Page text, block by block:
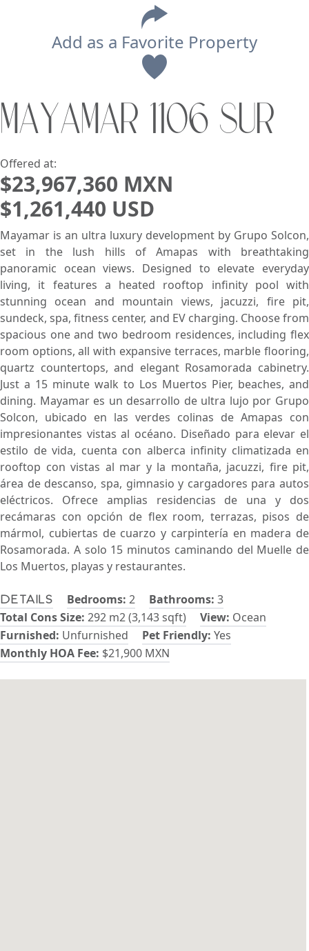
Lowest Price First
Add as a Favorite Property
MAYAMAR 1106 SUR
Offered at:
$23,967,360 MXN
$1,261,440 USD
Details Bedrooms: 2 Bathrooms: 3
Total Cons Size: 292 m2 (3,143 sqft) View: Ocean
Furnished: Unfurnished Pet Friendly: Yes
Monthly HOA Fee: $21,900 MXN
Mayamar is an ultra luxury development by Grupo Solcon,
set in the lush hills of Amapas with breathtaking
panoramic ocean views. Designed to elevate everyday
living, it features a heated rooftop infinity pool with
stunning ocean and mountain views, jacuzzi, fire pit,
sundeck, spa, fitness center, and EV charging. Choose from
spacious one and two bedroom residences, including flex
room options, all with expansive terraces, marble flooring,
quartz countertops, and elegant Rosamorada cabinetry.
Just a 15 minute walk to Los Muertos Pier, beaches, and
dining. Mayamar es un desarrollo de ultra lujo por Grupo
Solcon, ubicado en las verdes colinas de Amapas con
impresionantes vistas al océano. Diseñado para elevar el
estilo de vida, cuenta con alberca infinity climatizada en
rooftop con vistas al mar y la montaña, jacuzzi, fire pit,
área de descanso, spa, gimnasio y cargadores para autos
eléctricos. Ofrece amplias residencias de una y dos
recámaras con opción de flex room, terrazas, pisos de
mármol, cubiertas de cuarzo y carpintería en madera de
Rosamorada. A solo 15 minutos caminando del Muelle de
Los Muertos, playas y restaurantes.